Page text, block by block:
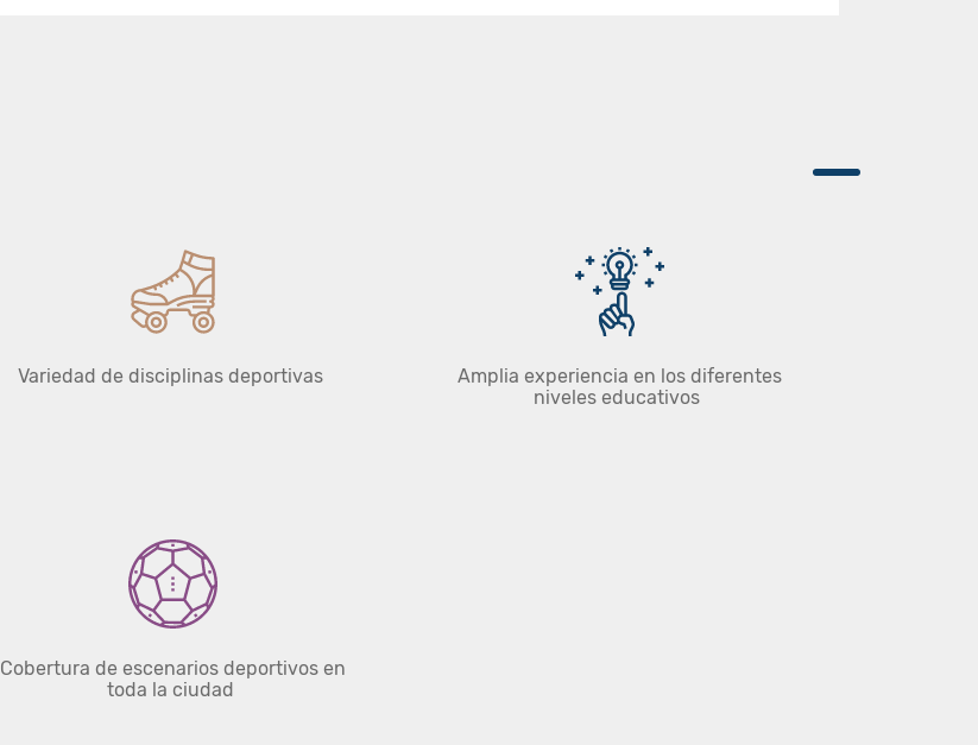
Variedad de disciplinas deportivas
Amplia experiencia en los diferentes
niveles educativos
Cobertura de escenarios deportivos en
toda la ciudad